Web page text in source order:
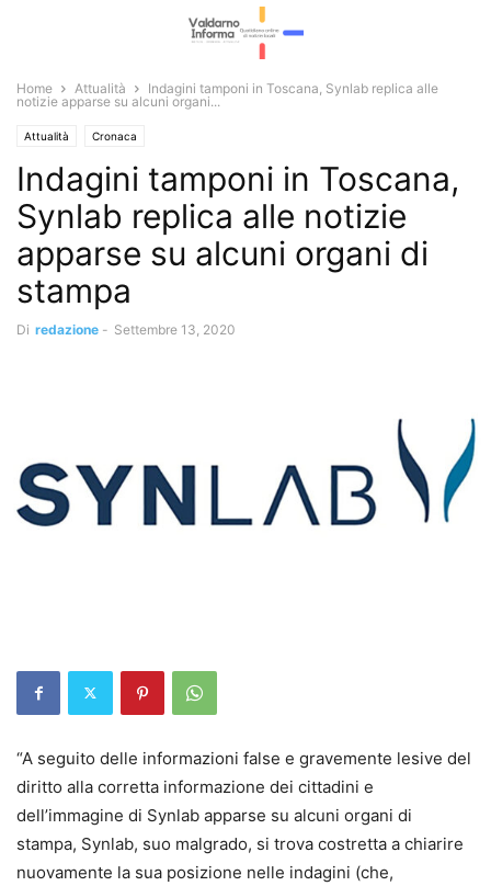
Home Attualità
Indagini tamponi in Toscana, Synlab replica alle
notizie apparse su alcuni organi...
Attualità Cronaca
Indagini tamponi in Toscana,
Synlab replica alle notizie
apparse su alcuni organi di
stampa
Di redazione - Settembre 13, 2020
“A seguito delle informazioni false e gravemente lesive del
diritto alla corretta informazione dei cittadini e
dell’immagine di Synlab apparse su alcuni organi di
stampa, Synlab, suo malgrado, si trova costretta a chiarire
nuovamente la sua posizione nelle indagini (che,